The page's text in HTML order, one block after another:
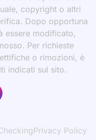
copyright o altri
Dopo opportuna
essere modificato,
Per richieste
o rimozioni, è
indicati sul sito.
Privacy Policy